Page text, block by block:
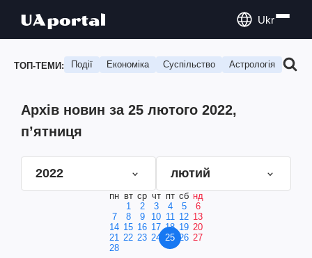
Ukr
ТОП-ТЕМИ: Події Економіка Суспільство Астрологія
Архів новин за 25 лютого 2022,
п’ятниця
2022 лютий
пн вт ср чт пт сб нд
1
2 3 4 5
6
7
8 9 10 11 12 13
14 15 16 17 18 19 20
21 22 23 24 25 26 27
28